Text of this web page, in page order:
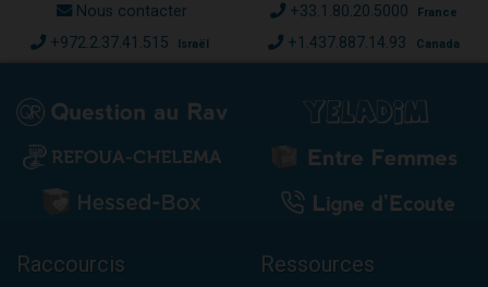
Nous contacter +33.1.80.20.5000 France
+972.2.37.41.515 Israël +1.437.887.14.93 Canada
Raccourcis Ressources